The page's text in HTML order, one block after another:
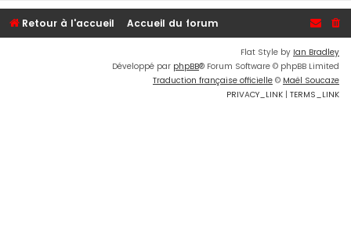
Retour à l'accueil Accueil du forum
Flat Style by Ian Bradley
Développé par phpBB® Forum Software © phpBB Limited
Traduction française officielle © Maël Soucaze
PRIVACY_LINK | TERMS_LINK